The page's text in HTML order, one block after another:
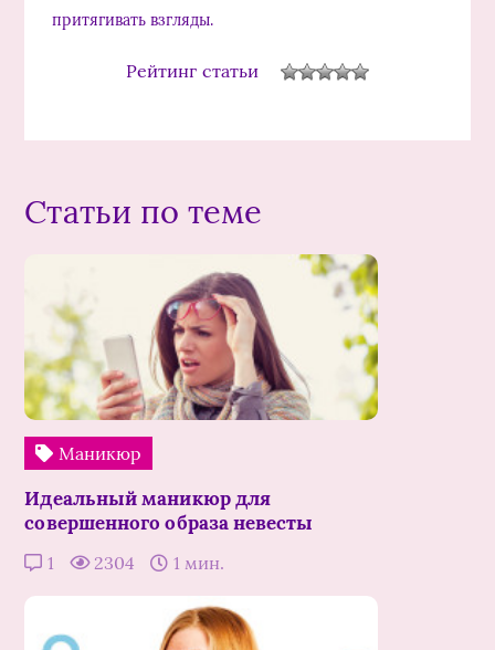
притягивать взгляды.
Рейтинг статьи
Статьи по теме
Маникюр
Идеальный маникюр для
совершенного образа невесты
1 2304 1 мин.